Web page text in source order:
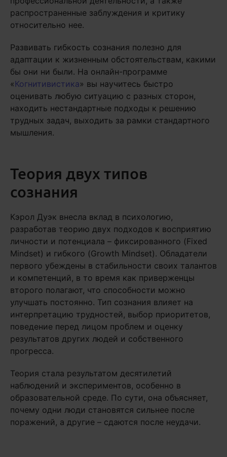
распространенные заблуждения и критику
относительно нее.
Развивать гибкость сознания полезно для
адаптации к жизненным обстоятельствам, какими
бы они ни были. На онлайн-программе
«Когнитивистика» вы научитесь быстро
оценивать любую ситуацию с разных сторон,
находить нестандартные подходы к решению
трудных задач, выходить за рамки стандартного
мышления.
Теория двух типов
сознания
Кэрол Дуэк внесла вклад в психологию,
разработав теорию двух подходов к восприятию
личности и потенциала – фиксированного (Fixed
Mindset) и гибкого (Growth Mindset). Обладатели
первого убеждены в стабильности своих талантов
и компетенций, в то время как приверженцы
второго полагают, что способности можно
улучшать постоянно. Тип сознания влияет на
интерпретацию трудностей, выбор приоритетов,
поведение перед лицом проблем и оценку
результатов других людей и собственного
прогресса.
Теория стала результатом десятилетий
наблюдений и экспериментов, особенно в
образовательной среде. По сути, она объясняет,
почему одни люди становятся сильнее после
поражений, а другие – сдаются после неудачи.